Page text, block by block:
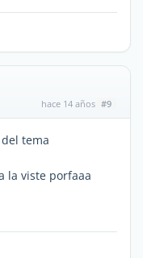
hace 14 años #9
tema
la viste porfaaa